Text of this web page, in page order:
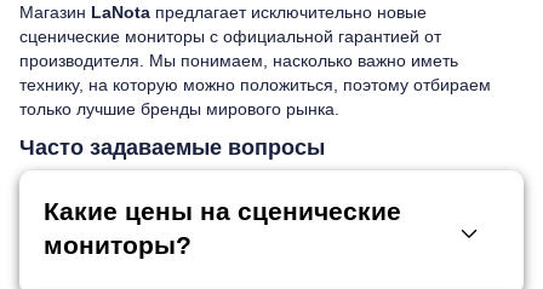
Магазин LaNota предлагает исключительно новые
сценические мониторы с официальной гарантией от
производителя. Мы понимаем, насколько важно иметь
технику, на которую можно положиться, поэтому отбираем
только лучшие бренды мирового рынка.
Часто задаваемые вопросы
Какие цены на сценические
мониторы?